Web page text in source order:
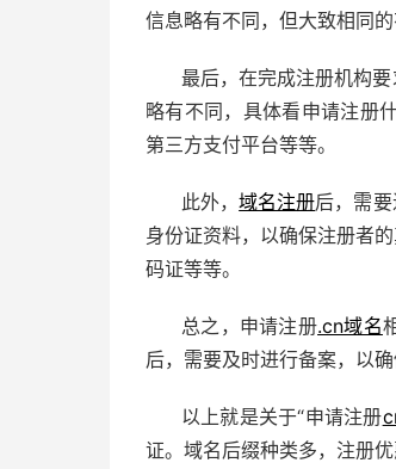
信息略有不同，但大致相同
最后，在完成注册机构
略有不同，具体看申请注册
第三方支付平台等等。
此外，域名注册后，需
身份证资料，以确保注册者
码证等等。
总之，申请注册.cn域名
后，需要及时进行备案，以
以上就是关于“申请注册
证。域名后缀种类多，注册